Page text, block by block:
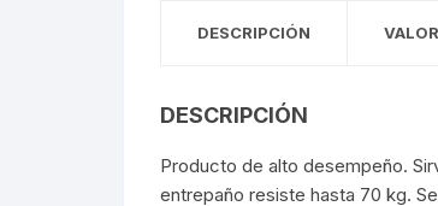
DESCRIPCIÓN
DESCRIPCIÓN
Producto de alto desempeño.
entrepaño resiste hasta 70 kg.